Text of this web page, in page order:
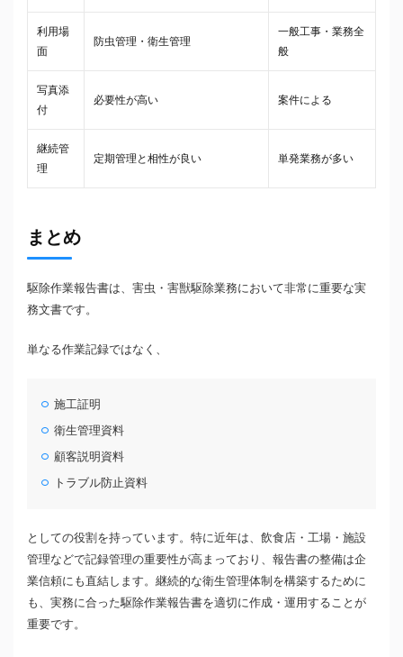
利用場
面
防虫管理・衛生管理
一般工事・業務全
般
写真添
付
必要性が高い 案件による
継続管
理
定期管理と相性が良い 単発業務が多い
まとめ
駆除作業報告書は、害虫・害獣駆除業務において非常に重要な実
務文書です。
単なる作業記録ではなく、
施工証明
衛生管理資料
顧客説明資料
トラブル防止資料
としての役割を持っています。特に近年は、飲食店・工場・施設
管理などで記録管理の重要性が高まっており、報告書の整備は企
業信頼にも直結します。継続的な衛生管理体制を構築するために
も、実務に合った駆除作業報告書を適切に作成・運用することが
重要です。